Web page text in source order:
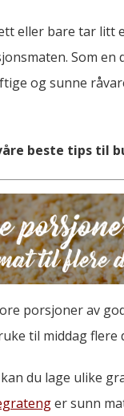
eller bare tar litt
Som
og sunne
beste tips til
porsjoner av
til middag flere
du lage ulike
er sunn